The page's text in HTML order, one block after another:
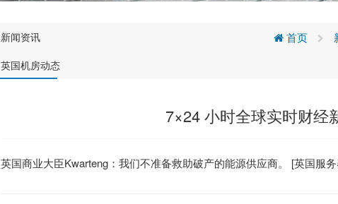
新闻资讯
英国机房动态
首页
7×24 小时全球实时财经
英国商业大臣Kwarteng：我们不准备救助破产的能源供应商。 [英国服